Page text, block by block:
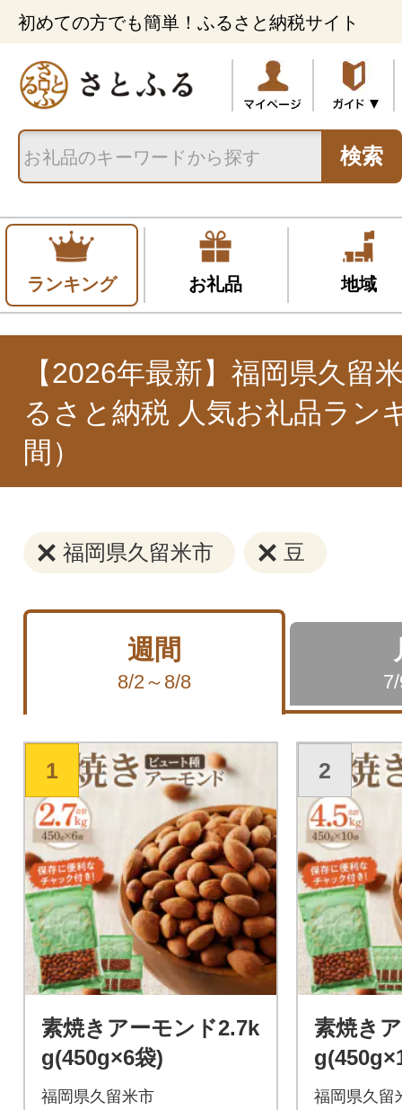
初めての方でも簡単！ふるさと納税サイト
検索
ランキング お礼品 地域
【2026年最新】福岡県久留
るさと納税 人気お礼品ラン
間）
福岡県久留米市 豆
週間
8/2～8/8
1
素焼きアーモンド2.7k
g(450g×6袋)
福岡県久留米市
2
素焼き
福岡県久留